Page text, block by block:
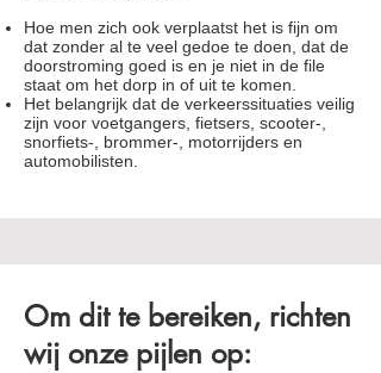
Hoe men zich ook verplaatst het is fijn om
dat zonder al te veel gedoe te doen, dat de
doorstroming goed is en je niet in de file
staat om het dorp in of uit te komen.
Het belangrijk dat de verkeerssituaties veilig
zijn voor voetgangers, fietsers, scooter-,
snorfiets-, brommer-, motorrijders en
automobilisten.
Om dit te bereiken, richten
wij onze pijlen op: